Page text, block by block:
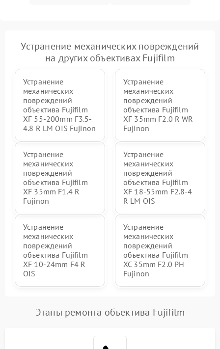
Устранение механических повреждений
на других объективах Fujifilm
Устранение
механических
повреждений
объектива Fujifilm
XF 55-200mm F3.5-
4.8 R LM OIS Fujinon
Устранение
механических
повреждений
объектива Fujifilm
XF 35mm F2.0 R WR
Fujinon
Устранение
механических
повреждений
объектива Fujifilm
XF 35mm F1.4 R
Fujinon
Устранение
механических
повреждений
объектива Fujifilm
XF 18-55mm F2.8-4
R LM OIS
Устранение
механических
повреждений
объектива Fujifilm
XF 10-24mm F4 R
OIS
Устранение
механических
повреждений
объектива Fujifilm
XC 35mm F2.0 PH
Fujinon
Этапы ремонта объектива Fujifilm